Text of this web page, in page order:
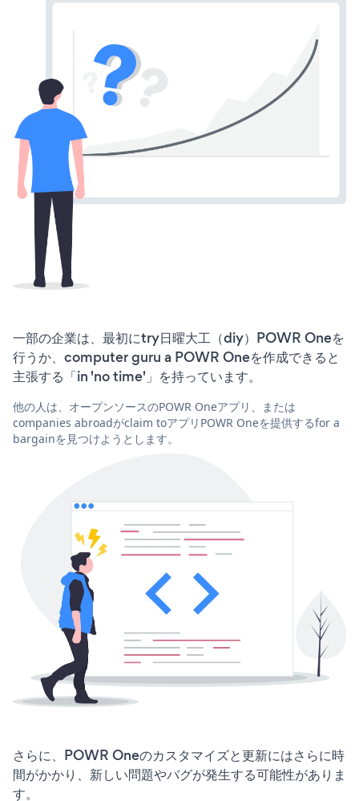
一部の企業は、最初にtry日曜大工（diy）POWR Oneを
行うか、computer guru a POWR Oneを作成できると
主張する「in 'no time'」を持っています。
他の人は、オープンソースのPOWR Oneアプリ、または
companies abroadがclaim toアプリPOWR Oneを提供するfor a
bargainを見つけようとします。
さらに、POWR Oneのカスタマイズと更新にはさらに時
間がかかり、新しい問題やバグが発生する可能性がありま
す。